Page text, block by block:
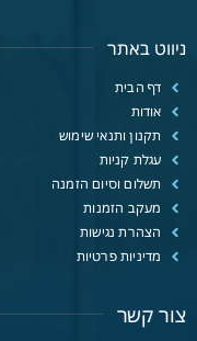
ניווט באתר
דף הבית
אודות
תקנון ותנאי שימוש
עגלת קניות
תשלום וסיום הזמנה
מעקב הזמנות
הצהרת נגישות
מדיניות פרטיות
צור קשר